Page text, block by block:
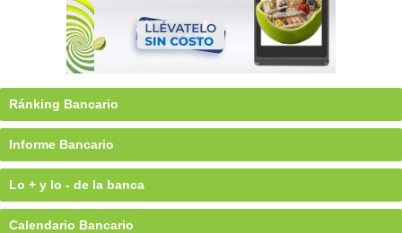
Ránking Bancario
Informe Bancario
Lo + y lo - de la banca
Calendario Bancario